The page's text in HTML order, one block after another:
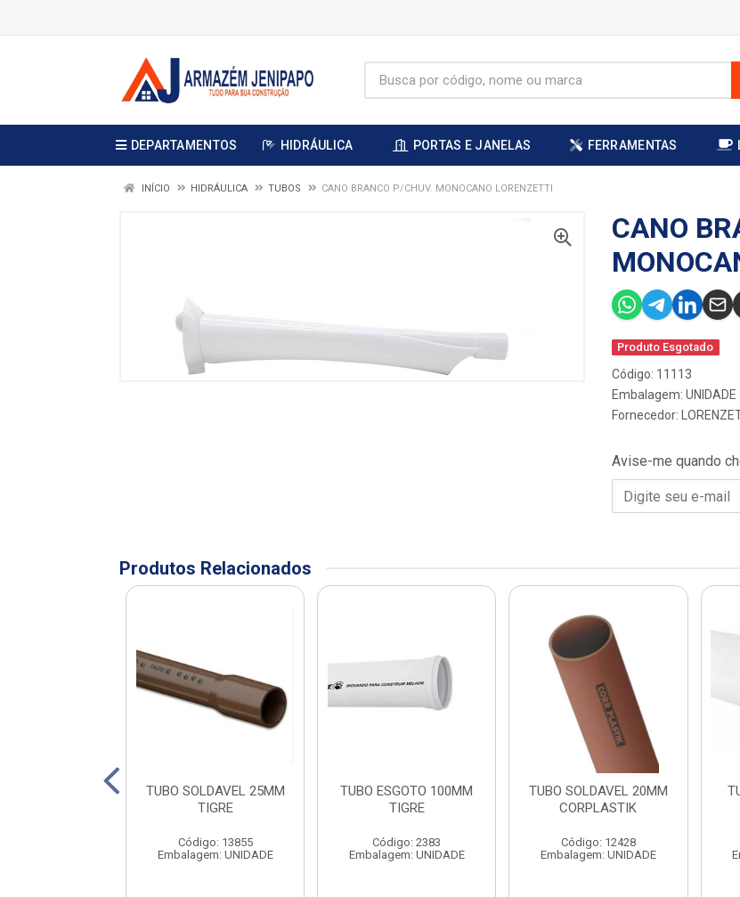
DEPARTAMENTOS HIDRÁULICA PORTAS E JANELAS FERRAMENTAS
INÍCIO HIDRÁULICA TUBOS CANO BRANCO P/CHUV. MONOCANO LORENZETTI
CANO
Produto Esgotado
Código: 11113
Embalagem: UNIDADE
Fornecedor:
Avise-me quando
Produtos Relacionados
TUBO SOLDAVEL 25MM
TIGRE
Código: 13855
Embalagem: UNIDADE
TUBO ESGOTO 100MM
TIGRE
Código: 2383
Embalagem: UNIDADE
TUBO SOLDAVEL 20MM
CORPLASTIK
Código: 12428
Embalagem: UNIDADE